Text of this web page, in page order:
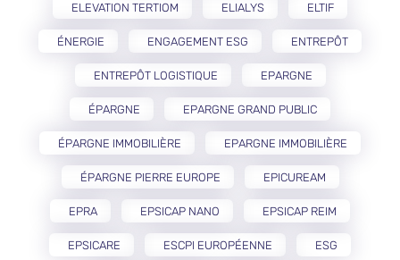
ELEVATION TERTIOM ELIALYS ELTIF
ÉNERGIE ENGAGEMENT ESG ENTREPÔT
ENTREPÔT LOGISTIQUE EPARGNE
ÉPARGNE EPARGNE GRAND PUBLIC
ÉPARGNE IMMOBILIÈRE EPARGNE IMMOBILIÈRE
ÉPARGNE PIERRE EUROPE EPICUREAM
EPRA EPSICAP NANO EPSICAP REIM
EPSICARE ESCPI EUROPÉENNE ESG